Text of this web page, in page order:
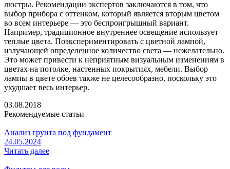
люстры. Рекомендации экспертов заключаются в том, что
выбор прибора с оттенком, который является вторым цветом
во всем интерьере — это беспроигрышный вариант.
Например, традиционное внутреннее освещение использует
теплые цвета. Поэкспериментировать с цветной лампой,
излучающей определенное количество света — нежелательно.
Это может привести к неприятным визуальным изменениям в
цветах на потолке, настенных покрытиях, мебели. Выбор
лампы в цвете обоев также не целесообразно, поскольку это
ухудшает весь интерьер.
03.08.2018
Рекомендуемые статьи
Анализ грунта под фундамент
24.05.2024
Читать далее